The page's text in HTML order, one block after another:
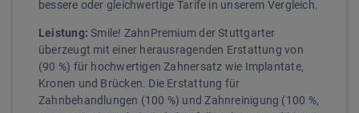
bessere oder gleichwertige Tarife in unserem Vergleich.
Leistung: Smile! ZahnPremium der Stuttgarter
überzeugt mit einer herausragenden Erstattung von
(90 %) für hochwertigen Zahnersatz wie Implantate,
Kronen und Brücken. Die Erstattung für
Zahnbehandlungen (100 %) und Zahnreinigung (100 %,